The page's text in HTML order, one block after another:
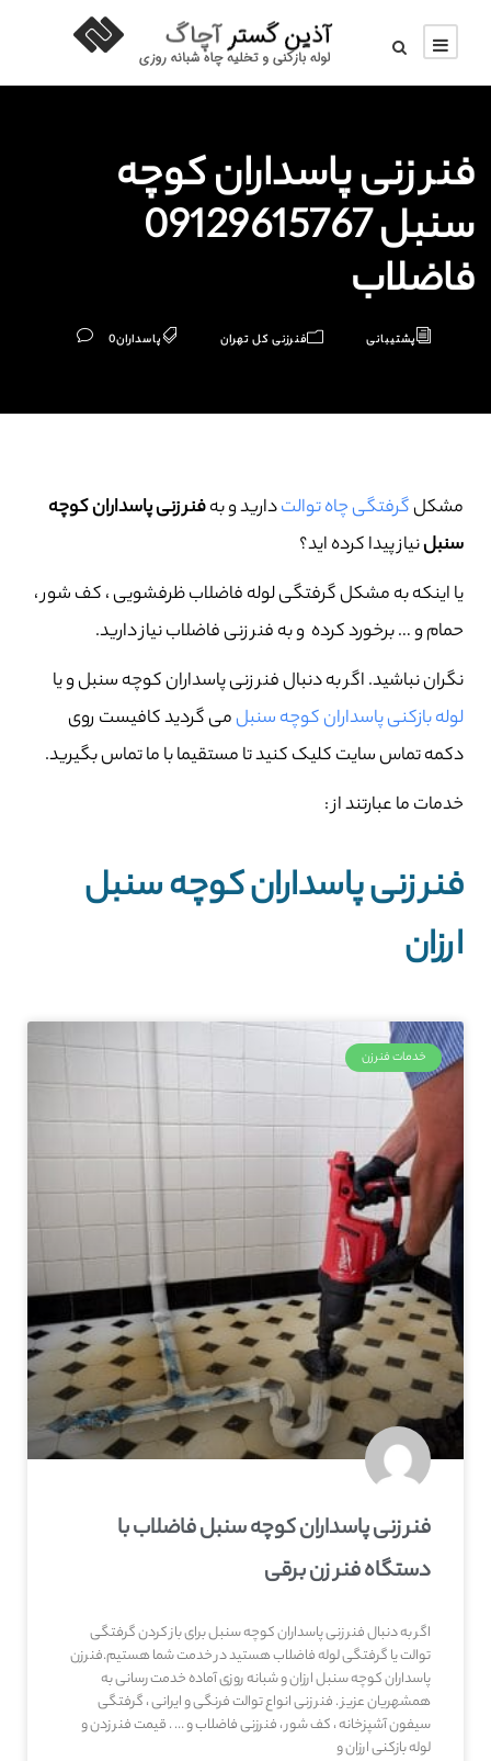
فنر زنی پاسداران کوچه
سنبل 09129615767
فاضلاب
پشتیبانی فنرزنی کل تهران پاسداران0
مشکلگرفتگی چاه توالتدارید و بهفنر زنی پاسداران کوچه
سنبلنیاز پیدا کرده اید؟
یا اینکه به مشکل گرفتگی لوله فاضلاب ظرفشویی ، کف شور ،
حمام و … برخورد کرده و به فنر زنی فاضلاب نیاز دارید.
نگران نباشید. اگر به دنبال فنر زنی پاسداران کوچه سنبل و یا
لوله بازکنی پاسداران کوچه سنبلمی گردید کافیست روی
دکمه تماس سایت کلیک کنید تا مستقیما با ما تماس بگیرید.
خدمات ما عبارتند از :
فنر زنی پاسداران کوچه سنبل
ارزان
خدمات فنرزن
فنر زنی پاسداران کوچه سنبل فاضلاب با
دستگاه فنر زن برقی
اگر به دنبال فنر زنی پاسداران کوچه سنبل برای باز کردن گرفتگی
توالت یا گرفتگی لوله فاضلاب هستید در خدمت شما هستیم.فنرزن
پاسداران کوچه سنبل ارزان و شبانه روزی آماده خدمت رسانی به
همشهریان عزیز . فنر زنی انواع توالت فرنگی و ایرانی ، گرفتگی
سیفون آشپزخانه ، کف شور ، فنرزنی فاضلاب و … . قیمت فنر زدن و
لوله بازکنی ارزان و